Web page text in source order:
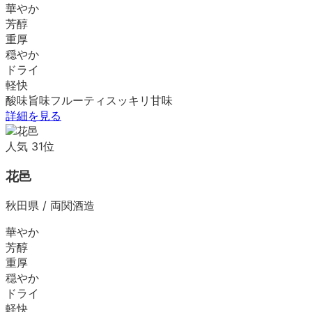
華やか
芳醇
重厚
穏やか
ドライ
軽快
酸味旨味フルーティ スッキリ 甘味
詳細を見る
人気 31位
花邑
秋田県 / 両関酒造
華やか
芳醇
重厚
穏やか
ドライ
軽快